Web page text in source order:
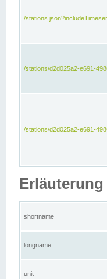
/
/stations/d2d025a2-e691-
/stations/d2d025a2-e691-
shortname
longname
unit